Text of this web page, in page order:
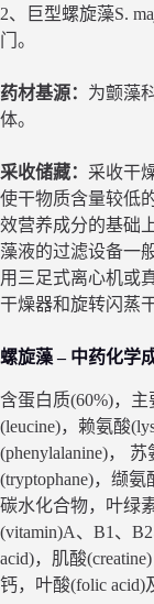
2、巨型螺旋藻S.
门。
药材基源： 为颤藻
体。
采收储藏： 采收干
使干物质含量较低
效营养成分的基础
藻液的过滤设备一
用三足式离心机或
干燥器和旋转闪蒸
螺旋藻 – 中药化学
含蛋白质(60%)，
(leucine)，赖氨酸
(phenylalanine)，
(tryptophane)，缬
碳水化合物，叶绿
(vitamin)A、B1、
acid)，肌酸
钙，叶酸(folic acid)